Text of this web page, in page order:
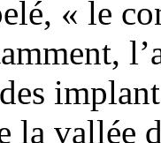
« le
la vallée